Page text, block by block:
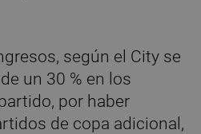
según el City se
un 30 % en los
por haber
de copa adicional,